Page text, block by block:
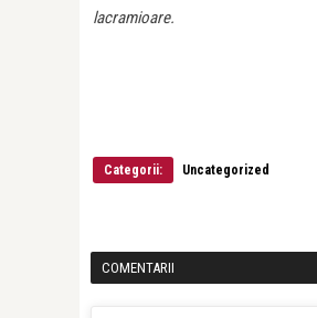
lacramioare.
Categorii: Uncategorized
COMENTARII